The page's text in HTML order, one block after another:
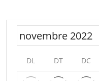
DL DT DC